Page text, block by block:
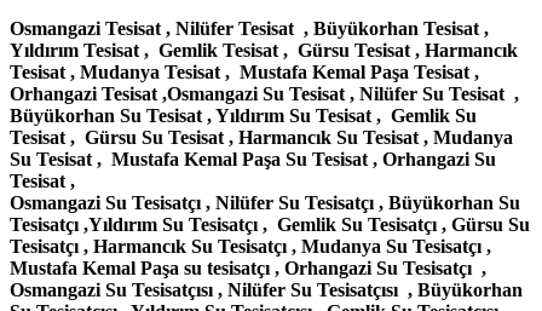
Osmangazi Tesisat , Nilüfer Tesisat , Büyükorhan Tesisat ,
Yıldırım Tesisat , Gemlik Tesisat , Gürsu Tesisat , Harmancık
Tesisat , Mudanya Tesisat , Mustafa Kemal Paşa Tesisat ,
Orhangazi Tesisat ,Osmangazi Su Tesisat , Nilüfer Su Tesisat ,
Büyükorhan Su Tesisat , Yıldırım Su Tesisat , Gemlik Su
Tesisat , Gürsu Su Tesisat , Harmancık Su Tesisat , Mudanya
Su Tesisat , Mustafa Kemal Paşa Su Tesisat , Orhangazi Su
Tesisat ,
Osmangazi Su Tesisatçı , Nilüfer Su Tesisatçı , Büyükorhan Su
Tesisatçı ,Yıldırım Su Tesisatçı , Gemlik Su Tesisatçı , Gürsu Su
Tesisatçı , Harmancık Su Tesisatçı , Mudanya Su Tesisatçı ,
Mustafa Kemal Paşa su tesisatçı , Orhangazi Su Tesisatçı ,
Osmangazi Su Tesisatçısı , Nilüfer Su Tesisatçısı , Büyükorhan